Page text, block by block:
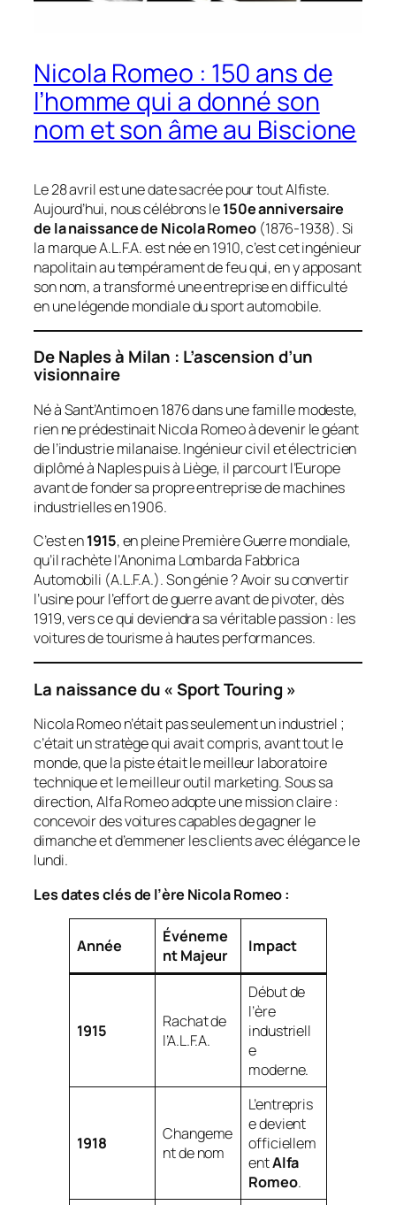
Nicola Romeo : 150 ans de
l’homme qui a donné son
nom et son âme au Biscione
Le 28 avril est une date sacrée pour tout Alfiste.
Aujourd’hui, nous célébrons le150e anniversaire
de la naissance de Nicola Romeo(1876-1938). Si
la marque A.L.F.A. est née en 1910, c’est cet ingénieur
napolitain au tempérament de feu qui, en y apposant
son nom, a transformé une entreprise en difficulté
en une légende mondiale du sport automobile.
De Naples à Milan : L’ascension d’un
visionnaire
Né à Sant’Antimo en 1876 dans une famille modeste,
rien ne prédestinait Nicola Romeo à devenir le géant
de l’industrie milanaise. Ingénieur civil et électricien
diplômé à Naples puis à Liège, il parcourt l’Europe
avant de fonder sa propre entreprise de machines
industrielles en 1906.
C’est en1915, en pleine Première Guerre mondiale,
qu’il rachète l’Anonima Lombarda Fabbrica
Automobili (A.L.F.A.). Son génie ? Avoir su convertir
l’usine pour l’effort de guerre avant de pivoter, dès
1919, vers ce qui deviendra sa véritable passion : les
voitures de tourisme à hautes performances.
La naissance du « Sport Touring »
Nicola Romeo n’était pas seulement un industriel ;
c’était un stratège qui avait compris, avant tout le
monde, que la piste était le meilleur laboratoire
technique et le meilleur outil marketing. Sous sa
direction, Alfa Romeo adopte une mission claire :
concevoir des voitures capables de gagner le
dimanche et d’emmener les clients avec élégance le
lundi.
Les dates clés de l’ère Nicola Romeo :
Année
Événeme
nt Majeur
Impact
1915
Rachat de
l’A.L.F.A.
Début de
l’ère
industriell
e
moderne.
1918
Changeme
nt de nom
L’entrepris
e devient
officiellem
entAlfa
Romeo.